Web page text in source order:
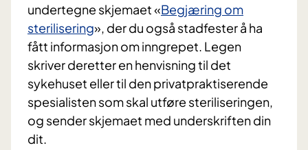
undertegne skjemaet «Begjæring om
sterilisering», der du også stadfester å ha
fått informasjon om inngrepet. Legen
skriver deretter en henvisning til det
sykehuset eller til den privatpraktiserende
spesialisten som skal utføre steriliseringen,
og sender skjemaet med underskriften din
dit.